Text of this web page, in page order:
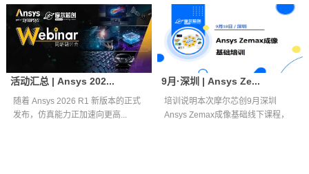
活动汇总 | Ansys 202...
随着 Ansys 2026 R1 新版本的正式
发布，仿真能力正加速向更高...
9月·深圳 | Ansys Ze...
培训说明本次摩尔芯创9月深圳
Ansys Zemax成像基础线下课程，